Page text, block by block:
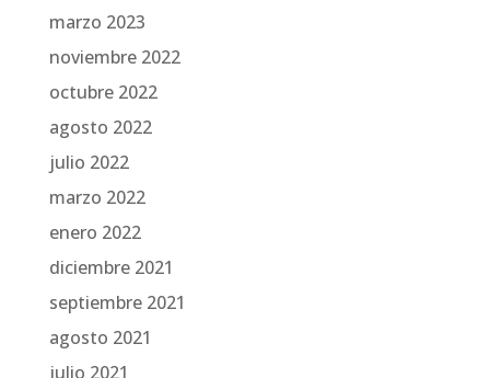
marzo 2023
noviembre 2022
octubre 2022
agosto 2022
julio 2022
marzo 2022
enero 2022
diciembre 2021
septiembre 2021
agosto 2021
julio 2021